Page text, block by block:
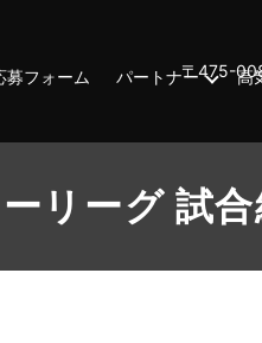
募フォーム パートナー 高
〒475-
リーグ 試合